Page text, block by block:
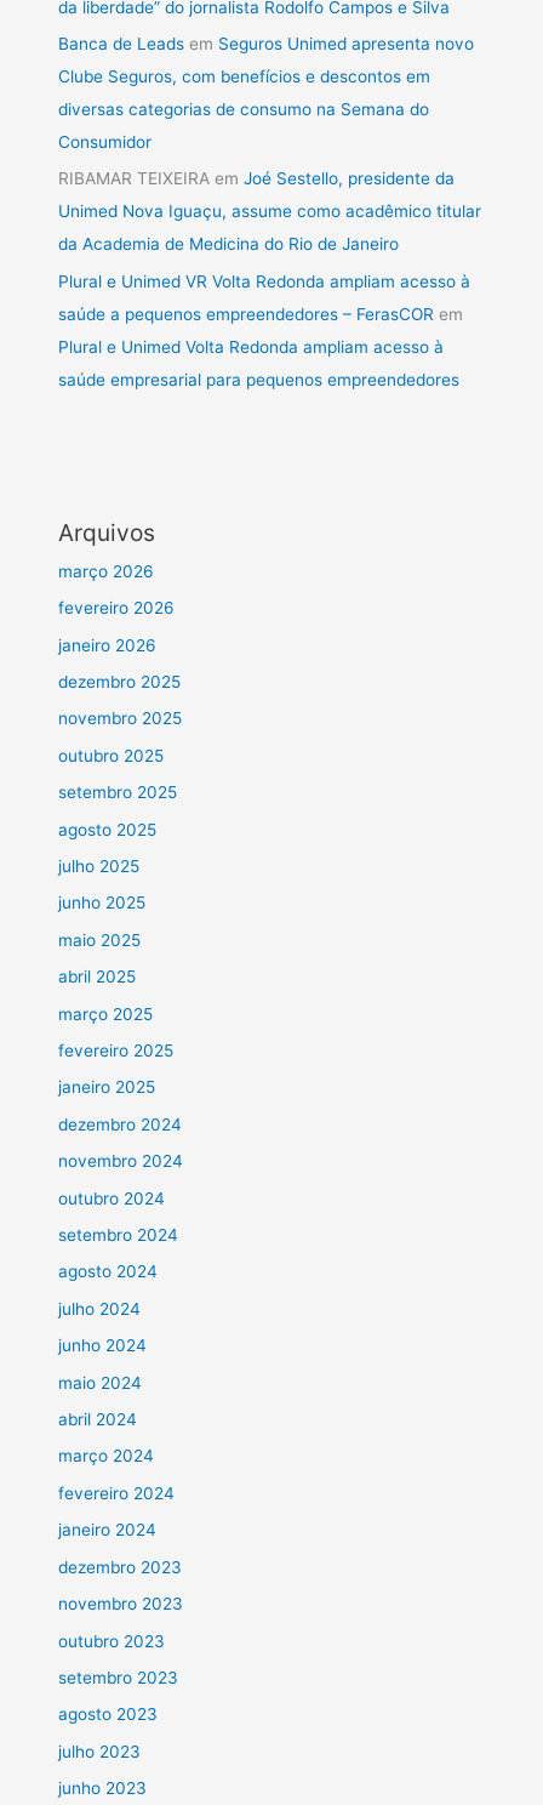
da liberdade” do jornalista Rodolfo Campos e Silva
Banca de Leads em Seguros Unimed apresenta novo
Clube Seguros, com benefícios e descontos em
diversas categorias de consumo na Semana do
Consumidor
RIBAMAR TEIXEIRA emJoé Sestello, presidente da
Unimed Nova Iguaçu, assume como acadêmico titular
da Academia de Medicina do Rio de Janeiro
Plural e Unimed VR Volta Redonda ampliam acesso à
saúde a pequenos empreendedores – FerasCOR em
Plural e Unimed Volta Redonda ampliam acesso à
saúde empresarial para pequenos empreendedores
Arquivos
março 2026
fevereiro 2026
janeiro 2026
dezembro 2025
novembro 2025
outubro 2025
setembro 2025
agosto 2025
julho 2025
junho 2025
maio 2025
abril 2025
março 2025
fevereiro 2025
janeiro 2025
dezembro 2024
novembro 2024
outubro 2024
setembro 2024
agosto 2024
julho 2024
junho 2024
maio 2024
abril 2024
março 2024
fevereiro 2024
janeiro 2024
dezembro 2023
novembro 2023
outubro 2023
setembro 2023
agosto 2023
julho 2023
junho 2023